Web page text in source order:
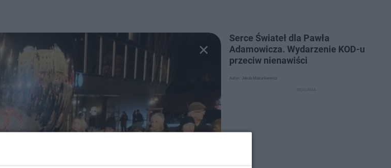
Serce Świateł dla Pawła
Adamowicza. Wydarzenie KOD-u
przeciw nienawiści
Autor: Jakub Mazurkiewicz